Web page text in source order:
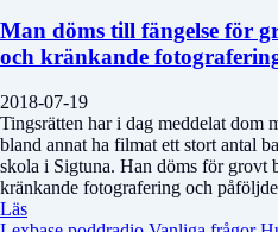
Man döms till fängelse för
och kränkande
2018-07-19
Tingsrätten har i dag meddelat dom
bland annat ha filmat ett stort antal
skola i Sigtuna. Han döms för grovt
kränkande fotografering och
Läs